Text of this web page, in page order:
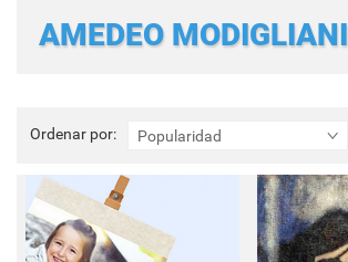
AMEDEO MODIGLIANI
Ordenar por: Popularidad
Ordenar
por: